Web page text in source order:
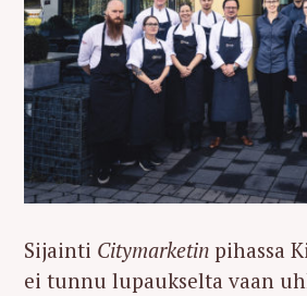
Sijainti Citymarketin pihassa
ei tunnu lupaukselta vaan